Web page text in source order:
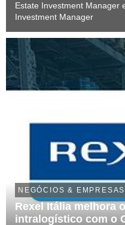
Estate Investment Manager
Investment Manager
NEGÓCIOS & EMPRESAS
Rexel Itália melhora
intralogístico com o